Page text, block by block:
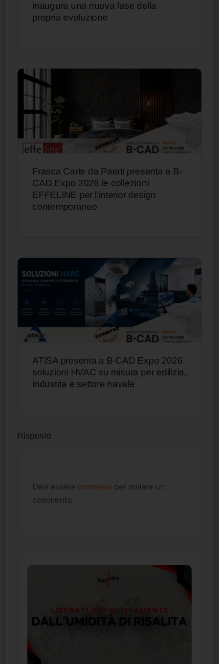
inaugura una nuova fase della
propria evoluzione
Frasca Carte da Parati presenta a B-
CAD Expo 2026 le collezioni
EFFELINE per l’interior design
contemporaneo
ATISA presenta a B-CAD Expo 2026
soluzioni HVAC su misura per edilizia,
industria e settore navale
Risposte
Devi essere connesso per inviare un
commento.